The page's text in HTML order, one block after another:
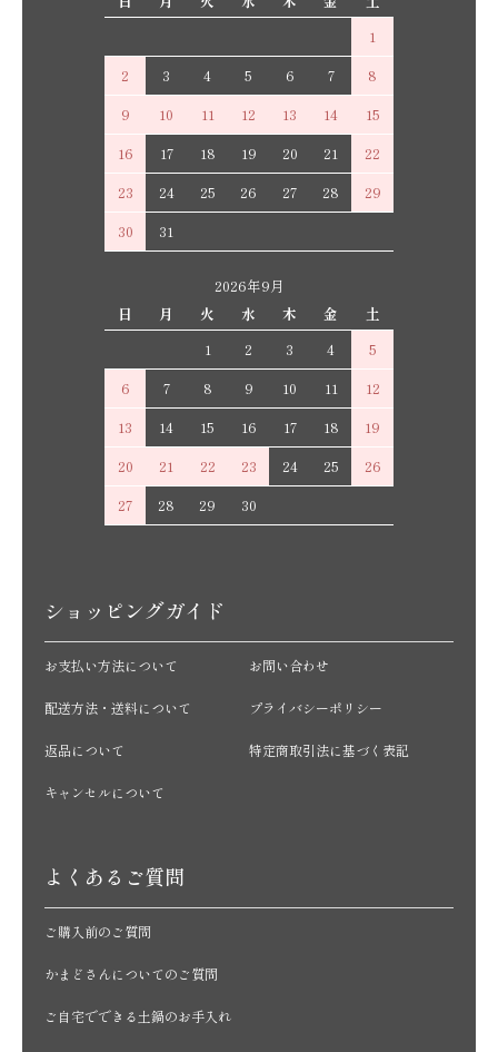
1
2
3 4 5 6 7
8
9
10 11 12 13 14
15
16
17 18 19 20 21
22
23
24 25 26 27 28
29
30
31
2026年9月
日
月 火 水 木 金
土
1
2 3 4
5
6
7 8 9 10 11
12
13
14 15 16 17 18
19
20
21 22 23 24 25
26
27
28 29 30
ショッピングガイド
お支払い方法について
配送方法・送料について
返品について
キャンセルについて
お問い合わせ
プライバシーポリシー
特定商取引法に基づく表記
よくあるご質問
ご購入前のご質問
かまどさんについてのご質問
ご自宅でできる土鍋のお手入れ